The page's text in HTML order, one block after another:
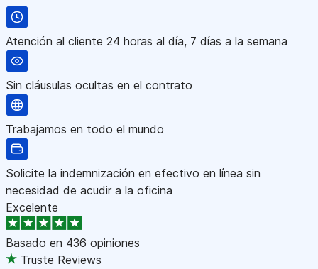
Atención al cliente 24 horas al día, 7 días a la semana
Sin cláusulas ocultas en el contrato
Trabajamos en todo el mundo
Solicite la indemnización en efectivo en línea sin
necesidad de acudir a la oficina
Excelente
Basado en 436 opiniones
Truste Reviews